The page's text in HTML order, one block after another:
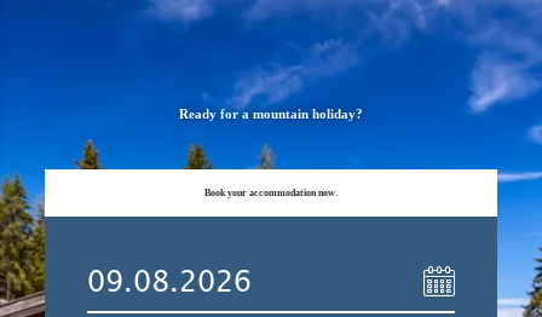
Ready for a mountain holiday?
Book your accommodation now.